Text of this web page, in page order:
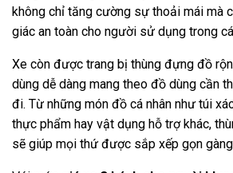
không chỉ tăng cường sự thoải mái mà
giác an toàn cho người sử dụng trong
Xe còn được trang bị thùng đựng đồ
dùng dễ dàng mang theo đồ dùng cần
đi. Từ những món đồ cá nhân như túi
thực phẩm hay vật dụng hỗ trợ khác,
sẽ giúp mọi thứ được sắp xếp gọn gàng